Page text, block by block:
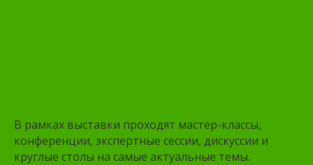
В рамках выставки проходят мастер-классы,
конференции, экспертные сессии, дискуссии и
круглые столы на самые актуальные темы.